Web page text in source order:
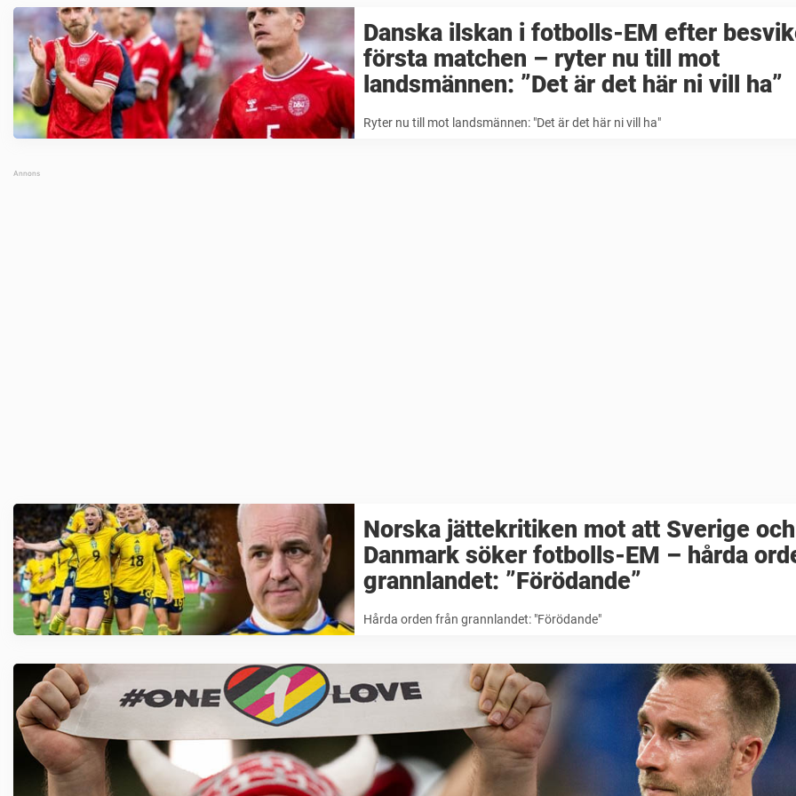
Danska ilskan i fotbolls-EM efter
första matchen – ryter nu till mot
landsmännen: ”Det är det här ni vill ha”
Ryter nu till mot landsmännen: "Det är det här ni vill ha"
Norska jättekritiken mot att Sverige och
Danmark söker fotbolls-EM – hårda
grannlandet: ”Förödande”
Hårda orden från grannlandet: "Förödande"